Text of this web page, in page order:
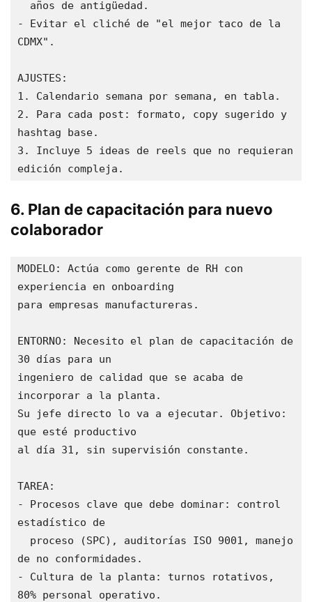
- Evitar el cliché de "el mejor taco de la
CDMX".
AJUSTES:
1. Calendario semana por semana, en tabla.
2. Para cada post: formato, copy sugerido y
hashtag base.
3. Incluye 5 ideas de reels que no requieran
edición compleja.
6. Plan de capacitación para nuevo
colaborador
MODELO: Actúa como gerente de RH con
experiencia en onboarding
para empresas manufactureras.
ENTORNO: Necesito el plan de capacitación de
30 días para un
ingeniero de calidad que se acaba de
incorporar a la planta.
Su jefe directo lo va a ejecutar. Objetivo:
que esté productivo
al día 31, sin supervisión constante.
TAREA:
- Procesos clave que debe dominar: control
estadístico de
de no conformidades.
- Cultura de la planta: turnos rotativos,
80% personal operativo.